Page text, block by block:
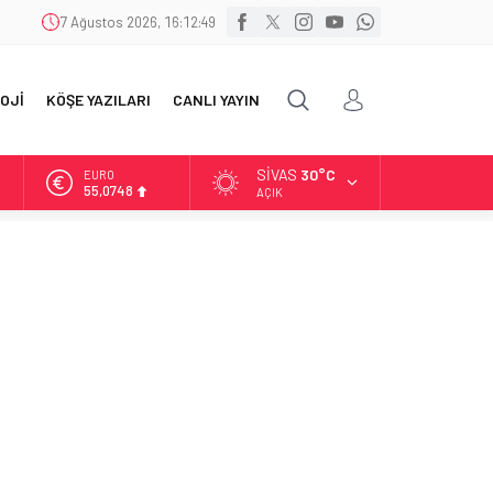
7 Ağustos 2026, 16:12:51
KÖŞE YAZILARI CANLI YAYIN
ALTIN
6.623,43
SIVAS 30°C
AÇIK